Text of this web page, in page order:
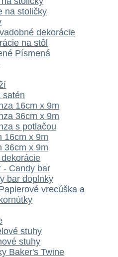
na stoličky
dekorácie
na stôl
Písmená
satén
16cm x 9m
36cm x 9m
s potlačou
16cm x 9m
36cm x 9m
- Candy bar
bar doplnky
vrecúška a
stuhy
stuhy
Baker's Twine